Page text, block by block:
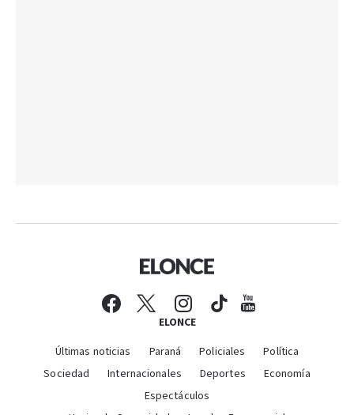
ELONCE
Últimas noticias Paraná Policiales
Política
Sociedad
Internacionales Deportes
Economía
Espectáculos